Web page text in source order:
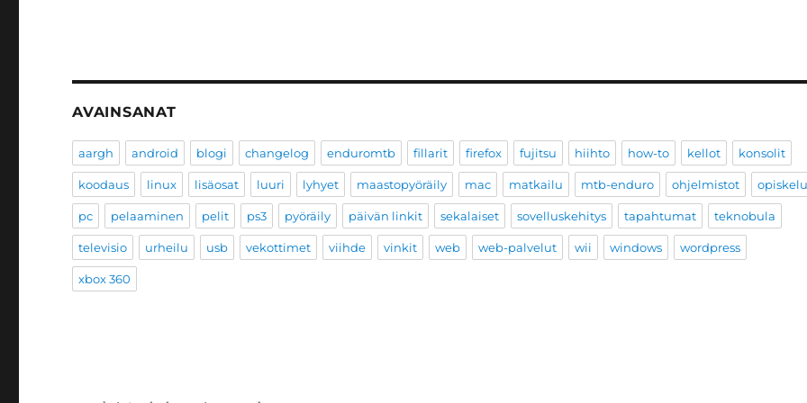
AVAINSANAT
aargh android blogi changelog enduromtb fillarit firefox fujitsu hiihto how-to kellot konsolit
koodaus linux lisäosat luuri lyhyet maastopyöräily mac matkailu mtb-enduro ohjelmistot
pc pelaaminen pelit ps3 pyöräily päivän linkit sekalaiset sovelluskehitys tapahtumat teknobula
televisio urheilu usb vekottimet viihde vinkit web web-palvelut wii windows wordpress
xbox 360